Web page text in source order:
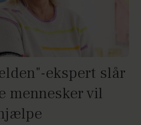
ekspert slår
mennesker vil